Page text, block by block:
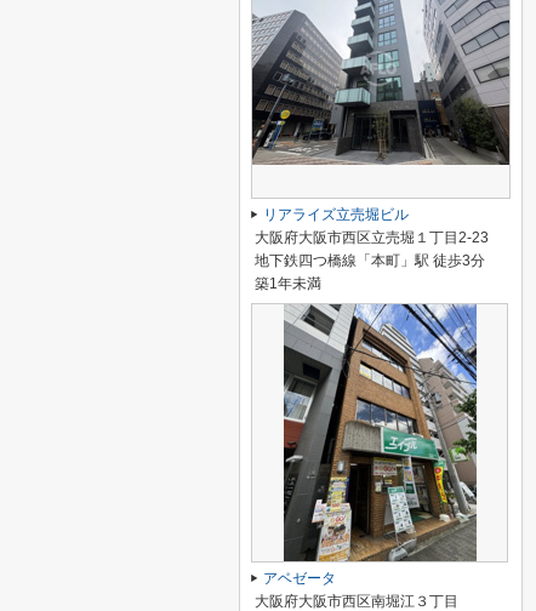
リアライズ立売堀ビル
大阪府大阪市西区立売堀１丁目2-23
地下鉄四つ橋線「本町」駅 徒歩3分
築1年未満
アベゼータ
大阪府大阪市西区南堀江３丁目